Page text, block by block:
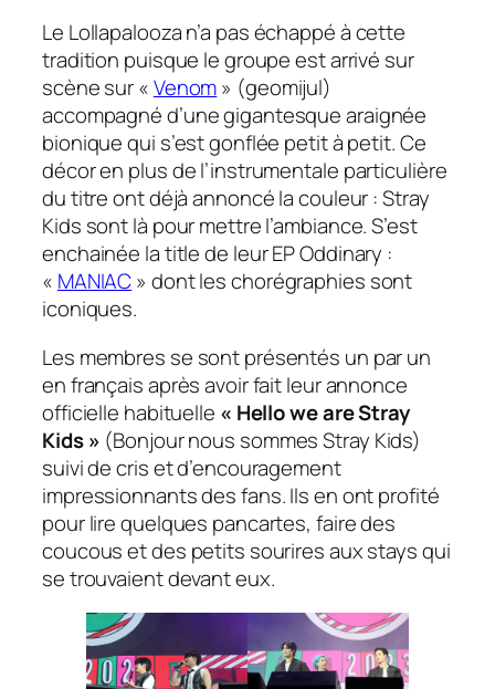
Le Lollapalooza n’a pas échappé à cette
tradition puisque le groupe est arrivé sur
scène sur «Venom» (geomijul)
accompagné d’une gigantesque araignée
bionique qui s’est gonflée petit à petit. Ce
décor en plus de l’instrumentale particulière
du titre ont déjà annoncé la couleur : Stray
Kids sont là pour mettre l’ambiance. S’est
enchainée latitlede leur EPOddinary :
« MANIAC» dont les chorégraphies sont
iconiques.
Les membres se sont présentés un par un
en français après avoir fait leur annonce
officielle habituelle « Hello we are Stray
Kids » (Bonjour nous sommes Stray Kids)
suivi de cris et d’encouragement
impressionnants des fans. Ils en ont profité
pour lire quelques pancartes, faire des
coucous et des petits sourires aux stays qui
se trouvaient devant eux.